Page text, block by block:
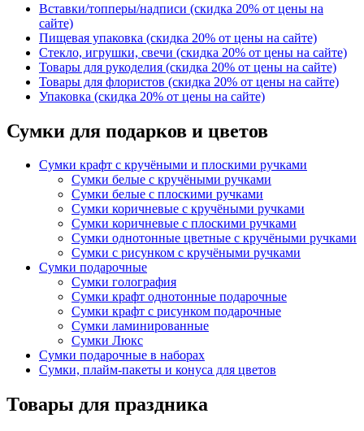
Вставки/топперы/надписи (скидка 20% от цены на
сайте)
Пищевая упаковка (скидка 20% от цены на сайте)
Стекло, игрушки, свечи (скидка 20% от цены на сайте)
Товары для рукоделия (скидка 20% от цены на сайте)
Товары для флористов (скидка 20% от цены на сайте)
Упаковка (скидка 20% от цены на сайте)
Сумки для подарков и цветов
Сумки крафт с кручёными и плоскими ручками
Сумки белые с кручёными ручками
Сумки белые с плоскими ручками
Сумки коричневые с кручёными ручками
Сумки коричневые с плоскими ручками
Сумки однотонные цветные с кручёными ручками
Сумки с рисунком с кручёными ручками
Сумки подарочные
Сумки голография
Сумки крафт однотонные подарочные
Сумки крафт с рисунком подарочные
Сумки ламинированные
Сумки Люкс
Сумки подарочные в наборах
Сумки, плайм-пакеты и конуса для цветов
Товары для праздника